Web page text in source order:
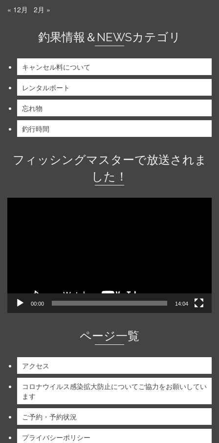
« 12月
2月 »
釣果情報＆NEWSカテゴリ
キャンセル料について
レンタルボート
忘れ物
釣行時間
フィッシングマスターで放送されま
した！
00:00 14:04
ページ一覧
アクセス
コロナウイルス感染拡大防止についてご協力をお願いしてい
ます
ご予約・予約状況
プライバシーポリシー